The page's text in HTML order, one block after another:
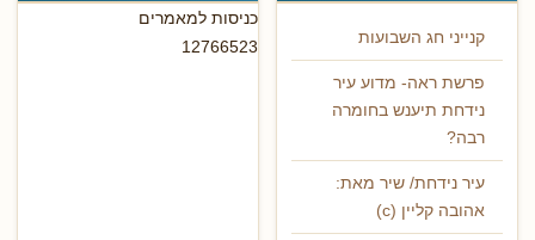
קנייני חג השבועות
פרשת ראה- מדוע עיר
נידחת תיענש בחומרה
רבה?
עיר נידחת/ שיר מאת:
אהובה קליין (c)
כניסות למאמרים
12766523